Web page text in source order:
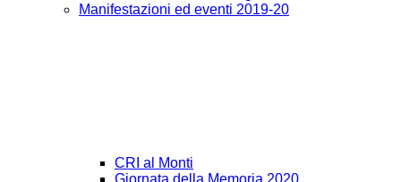
Manifestazioni ed eventi 2019-20
CRI al Monti